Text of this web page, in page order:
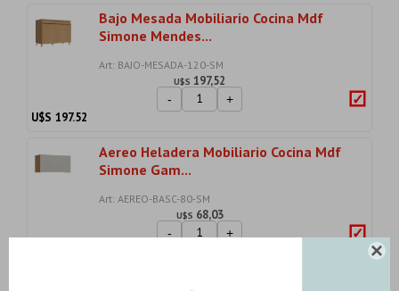

Bajo Mesada Mobiliario Cocina Mdf
Simone Mendes...
Art: BAJO-MESADA-120-SM
U$S 197,52
- +
U$S 197.52
Aereo Heladera Mobiliario Cocina Mdf
Simone Gam...
Art: AEREO-BASC-80-SM
U$S 68,03
- +